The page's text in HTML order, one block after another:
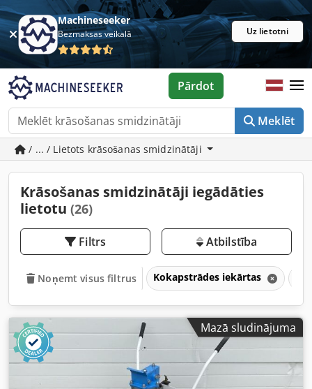
Machineseeker
Bezmaksas veikalā Uz lietotni
Meklēt
Pārdot
/ ... / Lietots krāsošanas smidzinātāji
Krāsošanas smidzinātāji iegādāties
lietotu (26)
Filtrs Atbilstība
Noņemt visus filtrus Kokapstrādes iekārtas
Mazā sludinājuma